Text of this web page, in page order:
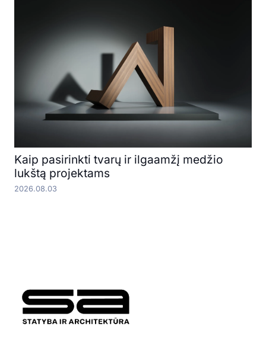
Kaip pasirinkti tvarų ir ilgaamžį medžio
lukštą projektams
2026.08.03